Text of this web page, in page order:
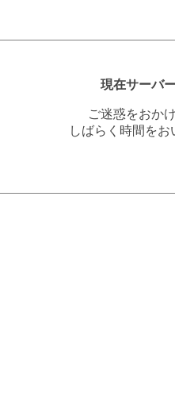
現在サーバ
ご迷惑をおか
しばらく時間を